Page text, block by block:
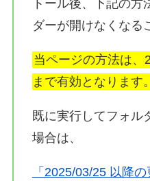
トール後、下記の
ダーが開けなくなる
当ページの方法は、
まで有効となります。
既に実行してフォル
場合は、
「2025/03/25 以降